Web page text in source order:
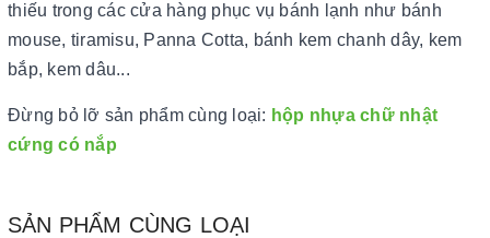
thiếu trong các cửa hàng phục vụ bánh lạnh như bánh
mouse, tiramisu, Panna Cotta, bánh kem chanh dây, kem
bắp, kem dâu...
Đừng bỏ lỡ sản phẩm cùng loại: hộp nhựa chữ nhật
cứng có nắp
SẢN PHẨM CÙNG LOẠI